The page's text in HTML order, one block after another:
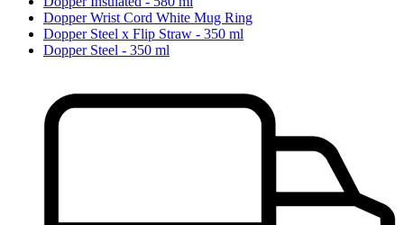
Dopper Wrist Cord White Mug Ring
Dopper Steel x Flip Straw - 350 ml
Dopper Steel - 350 ml